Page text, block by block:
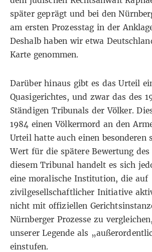
später geprägt und bei den
am ersten Prozesstag in der
Deshalb haben wir etwa
Karte genommen.
Darüber hinaus gibt es das Urteil
Quasigerichtes, und zwar das des
Ständigen Tribunals der Völker.
1984 einen Völkermord an den
Urteil hatte auch einen besonderen
Wert für die spätere Bewertung des
diesem Tribunal handelt es sich
eine moralische Institution, die auf
zivilgesellschaftlicher Initiative
nicht mit offiziellen
Nürnberger Prozesse zu
unserer Legende als
einstufen.